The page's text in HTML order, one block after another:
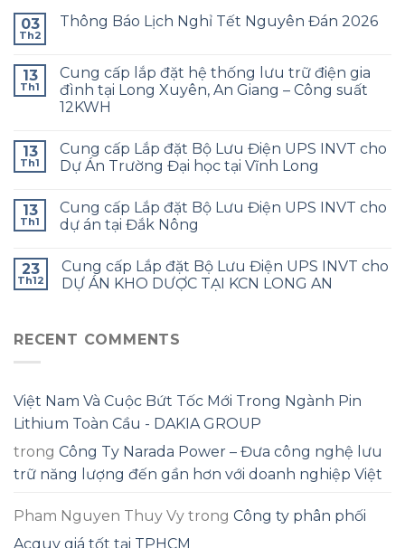
03
Th2
Thông Báo Lịch Nghỉ Tết Nguyên Đán 2026
13
Th1
Cung cấp lắp đặt hệ thống lưu trữ điện gia
đình tại Long Xuyên, An Giang – Công suất
12KWH
13
Th1
Cung cấp Lắp đặt Bộ Lưu Điện UPS INVT cho
Dự Án Trường Đại học tại Vĩnh Long
13
Th1
Cung cấp Lắp đặt Bộ Lưu Điện UPS INVT cho
dự án tại Đắk Nông
23
Th12
Cung cấp Lắp đặt Bộ Lưu Điện UPS INVT cho
DỰ ÁN KHO DƯỢC TẠI KCN LONG AN
RECENT COMMENTS
Việt Nam Và Cuộc Bứt Tốc Mới Trong Ngành Pin
Lithium Toàn Cầu - DAKIA GROUP
trong Công Ty Narada Power – Đưa công nghệ lưu
trữ năng lượng đến gần hơn với doanh nghiệp Việt
Pham Nguyen Thuy Vy trong Công ty phân phối
Acquy giá tốt tại TPHCM